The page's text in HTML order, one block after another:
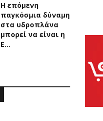
Η επόμενη
παγκόσμια δύναμη
στα υδροπλάνα
μπορεί να είναι η
Ε…